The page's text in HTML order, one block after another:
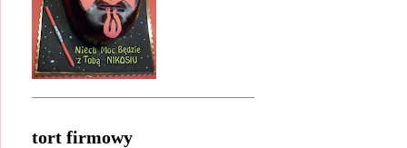
tort firmowy